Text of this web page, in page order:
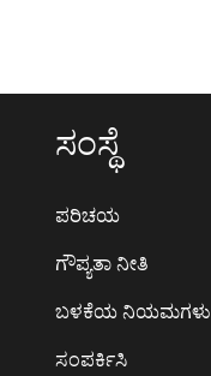
ಸಂಸ್ಥೆ
ಪರಿಚಯ
ಗೌಪ್ಯತಾ ನೀತಿ
ಬಳಕೆಯ ನಿಯಮಗಳು
ಸಂಪರ್ಕಿಸಿ